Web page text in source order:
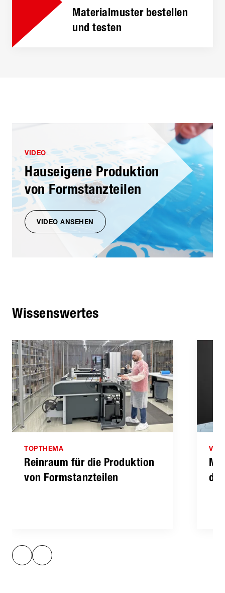
Materialmuster bestellen
und testen
VIDEO
Hauseigene Produktion
von Formstanzteilen
VIDEO ANSEHEN
Wissenswertes
TOPTHEMA
Reinraum für die Produktion
von Formstanzteilen